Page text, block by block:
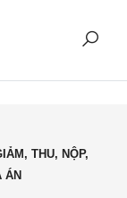
THU, NỘP,
ÁN